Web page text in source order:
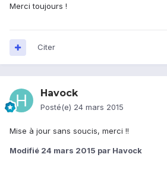
Merci toujours !
Citer
Havock
Posté(e) 24 mars 2015
Mise à jour sans soucis, merci !!
Modifié 24 mars 2015 par Havock